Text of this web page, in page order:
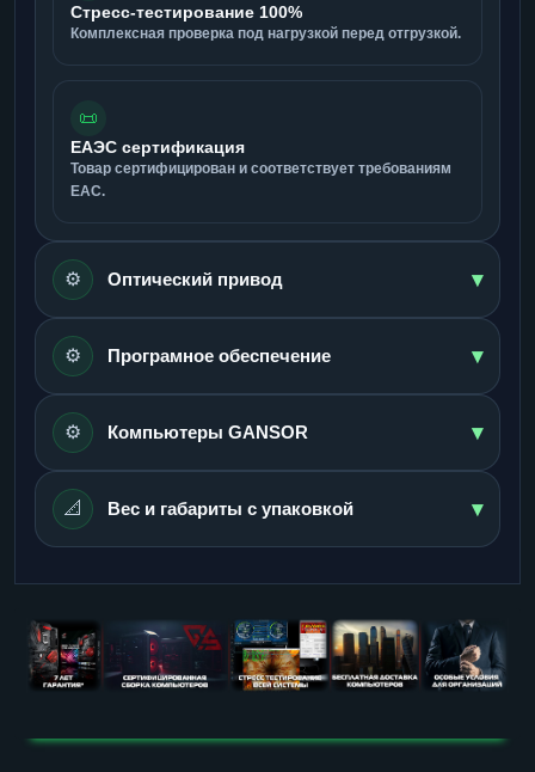
Стресс-тестирование 100%
Комплексная проверка под нагрузкой перед отгрузкой.
📜
ЕАЭС сертификация
Товар сертифицирован и соответствует требованиям
ЕАС.
⚙️ Оптический привод ▾
⚙️ Програмное обеспечение ▾
⚙️ Компьютеры GANSOR ▾
📐 Вес и габариты с упаковкой ▾